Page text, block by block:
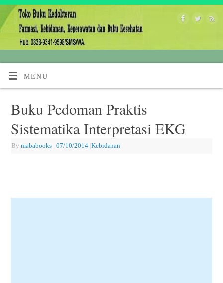
MENU
Buku Pedoman Praktis
Sistematika Interpretasi EKG
By mababooks | 07/10/2014 |Kebidanan